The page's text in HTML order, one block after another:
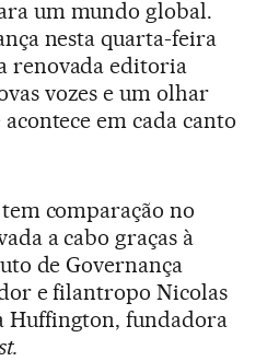
um mundo global.
nesta quarta-feira
renovada editoria
vozes e um olhar
em cada canto
comparação no
a cabo graças à
de Governança
e filantropo Nicolas
Huffington, fundadora